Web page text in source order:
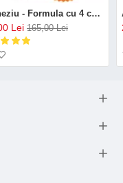
Magneziu - Formula cu 4 chelați (120 capsule), Neutrient
Lei 165,00 Lei